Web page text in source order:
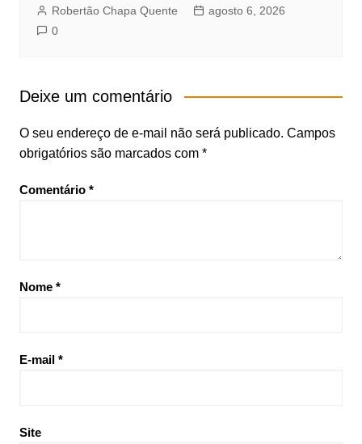
Robertão Chapa Quente
agosto 6, 2026
0
Deixe um comentário
O seu endereço de e-mail não será publicado. Campos
obrigatórios são marcados com *
Comentário *
Nome *
E-mail *
Site